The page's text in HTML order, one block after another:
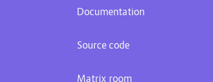
Documentation
Source code